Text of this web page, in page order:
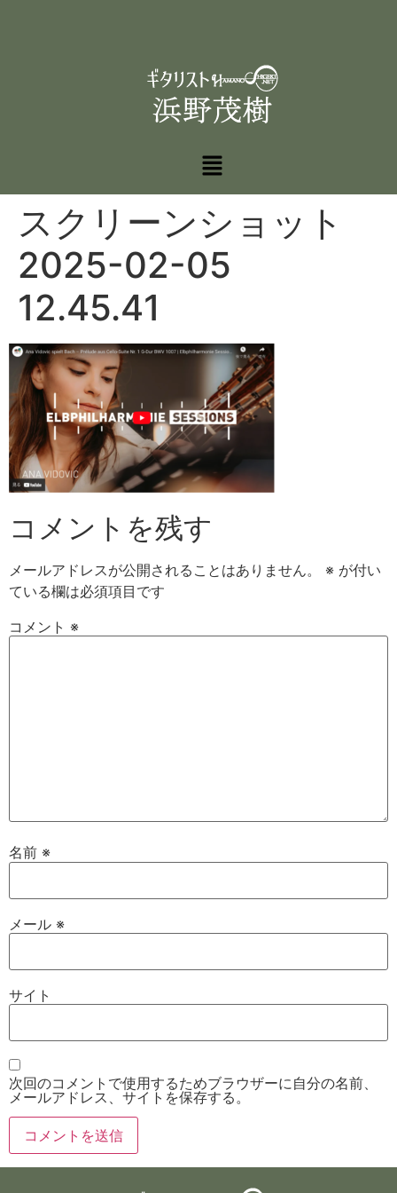
スクリーンショット
2025-02-05
12.45.41
コメントを残す
メールアドレスが公開されることはありません。 ※ が付い
ている欄は必須項目です
コメント ※
名前 ※
メール ※
サイト
次回のコメントで使用するためブラウザーに自分の名前、
メールアドレス、サイトを保存する。